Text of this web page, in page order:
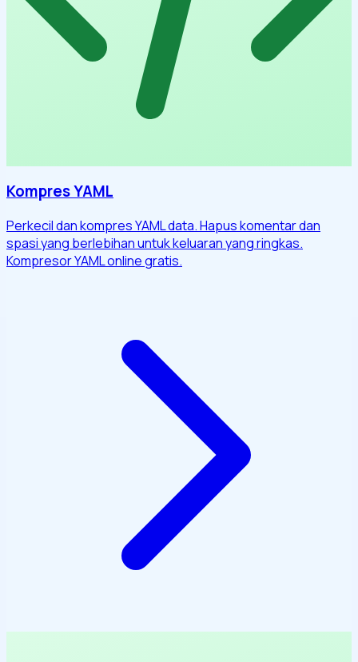
Kompres YAML
Perkecil dan kompres YAML data. Hapus komentar dan
spasi yang berlebihan untuk keluaran yang ringkas.
Kompresor YAML online gratis.